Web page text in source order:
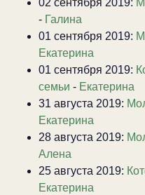
02 сентября 2019:
- Галина
01 сентября 2019:
Екатерина
01 сентября 2019:
семьи - Екатерина
31 августа 2019:
Екатерина
28 августа 2019:
Алена
25 августа 2019:
Екатерина